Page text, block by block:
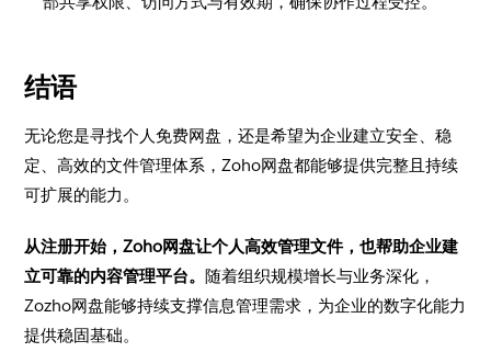
结语
无论您是寻找个人免费网盘，还是希望为企业建立安全、稳
定、高效的文件管理体系，Zoho网盘都能够提供完整且持续
可扩展的能力。
从注册开始，Zoho网盘让个人高效管理文件，也帮助企业建
立可靠的内容管理平台。 随着组织规模增长与业务深化，
Zozho网盘能够持续支撑信息管理需求，为企业的数字化能力
提供稳固基础。